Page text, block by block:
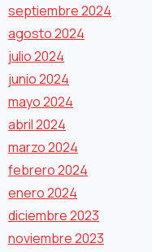
septiembre 2024
agosto 2024
julio 2024
junio 2024
mayo 2024
abril 2024
marzo 2024
febrero 2024
enero 2024
diciembre 2023
noviembre 2023